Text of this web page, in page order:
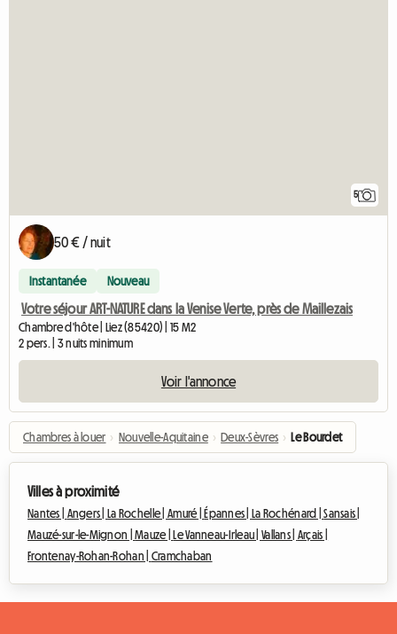
5
50 € / nuit
Instantanée Nouveau
Votre séjour ART-NATURE dans la Venise Verte, près de Maillezais
Chambre d'hôte | Liez (85420) | 15 M2
2 pers. | 3 nuits minimum
Voir l'annonce
Chambres à louer › Nouvelle-Aquitaine › Deux-Sèvres › Le Bourdet
Villes à proximité
Nantes | Angers | La Rochelle | Amuré | Épannes | La Rochénard |Sansais |
Mauzé-sur-le-Mignon |Mauze | Le Vanneau-Irleau |Vallans | Arçais |
Frontenay-Rohan-Rohan | Cramchaban